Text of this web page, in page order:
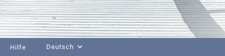
Hilfe Deutsch